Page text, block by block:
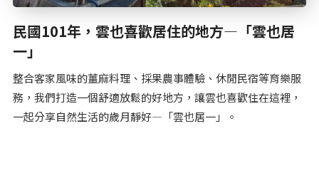
民國101年，雲也喜歡居住的地方—「雲也居
一」
整合客家風味的薑麻料理、採果農事體驗、休閒民宿等育樂服
務，我們打造一個舒適放鬆的好地方，讓雲也喜歡住在這裡，
一起分享自然生活的歲月靜好—「雲也居一」。